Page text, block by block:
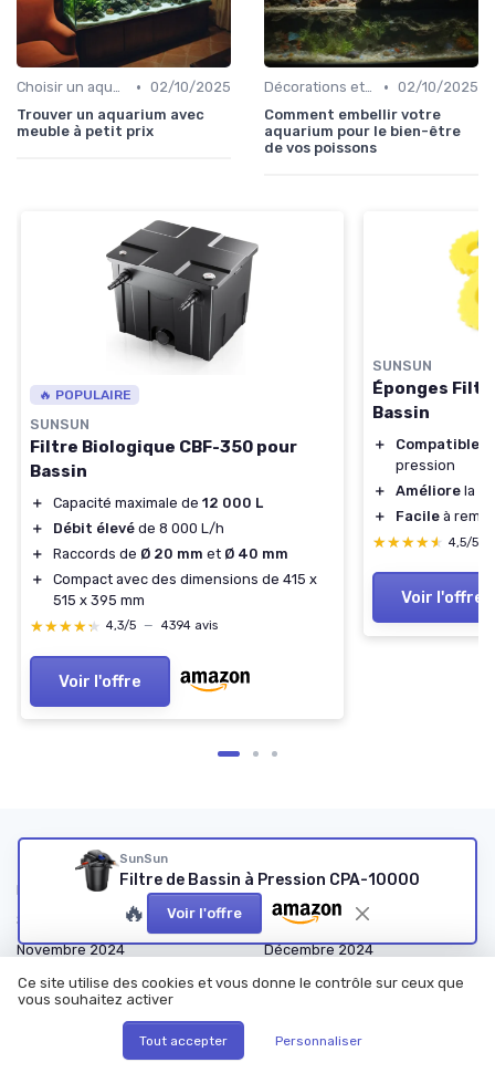
Choisir un aquarium • 02/10/2025
Trouver un aquarium avec
meuble à petit prix
Décorations et plantes • 02/10/2025
Comment embellir votre
aquarium pour le bien-être
de vos poissons
🔥 POPULAIRE
SUNSUN
Filtre Biologique CBF-350 pour
Bassin
＋ Capacité maximale de 12 000 L
＋
Débit élevé de 8 000 L/h
＋
Raccords de Ø 20 mm et Ø 40 mm
＋
Compact avec des dimensions de 415 x
515 x 395 mm
★★★★★
★★★★★ 4,3/5 — 4394 avis
Voir l'offre
SUNSUN
Éponges
Bassin
＋ Compatible
pression
＋
Améliore la
＋
Facile à
★★★★★
★★★★★ 4,5/5
Voir l'offre
SunSun
Filtre de Bassin à Pression CPA-10000
🔥 Voir l'offre
Les articles par date
Février 2024
Mars 2024
Septembre 2024
Octobre 2024
Novembre 2024
Décembre 2024
Janvier 2025
Février 2025
Mars 2025
Juin 2025
Ce site utilise des cookies et vous donne le contrôle sur ceux que
vous souhaitez activer
Tout accepter Personnaliser